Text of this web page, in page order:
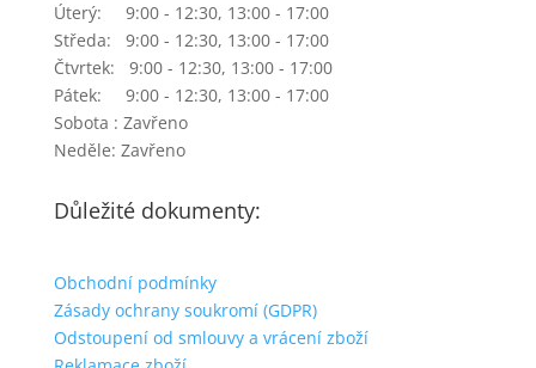
Úterý: 9:00 - 12:30, 13:00 - 17:00
Středa: 9:00 - 12:30, 13:00 - 17:00
Čtvrtek: 9:00 - 12:30, 13:00 - 17:00
Pátek: 9:00 - 12:30, 13:00 - 17:00
Sobota : Zavřeno
Neděle: Zavřeno
Důležité dokumenty:
Obchodní podmínky
Zásady ochrany soukromí (GDPR)
Odstoupení od smlouvy a vrácení zboží